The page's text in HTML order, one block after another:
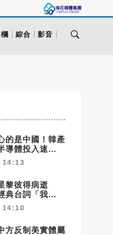
綜合 影音
的是中國！韓產
導體投入速度驚
海力士恐失領
14:13
黎彼得病逝
典台詞「我左青
絕響
14:10
方反制美實體屬